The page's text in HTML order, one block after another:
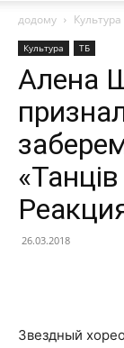
додому Культура
Культура ТБ
Алена
26.03.2018
Звездный